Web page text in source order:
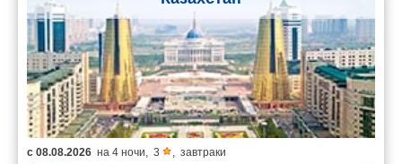
с 08.08.2026 на 4 ночи, 3 , завтраки